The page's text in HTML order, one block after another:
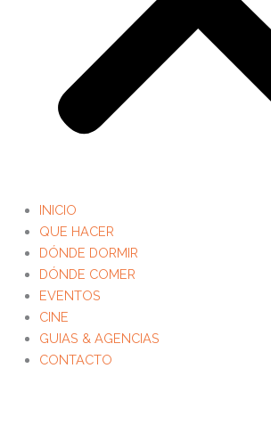
INICIO
QUE HACER
DÓNDE DORMIR
DÓNDE COMER
EVENTOS
CINE
GUIAS & AGENCIAS
CONTACTO